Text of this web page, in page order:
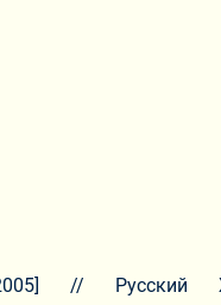
// Русский